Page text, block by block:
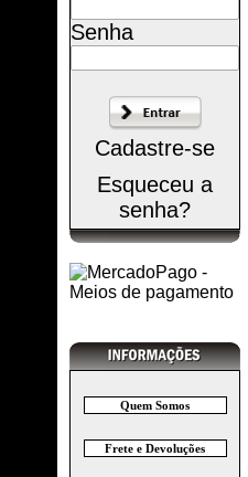
Senha
Cadastre-se
Esqueceu a
senha?
Quem Somos
Frete e Devoluções